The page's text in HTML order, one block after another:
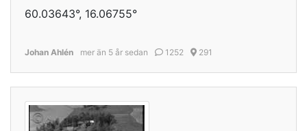
60.03643°, 16.06755°
Johan Ahlén mer än 5 år sedan 1252 291